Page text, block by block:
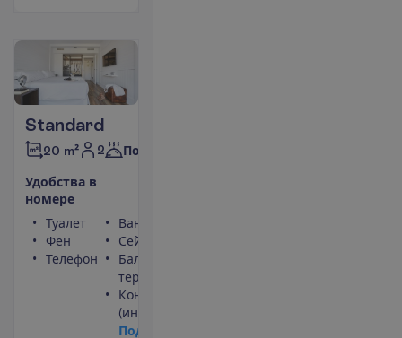
Standard
20 m² 2 Полупансион
Удобства в
номере
Туалет
Фен
Телефон
Ванна или душ
Сейф
Балкон или
терраса
Кондиционер
(индивидуальный)
Под